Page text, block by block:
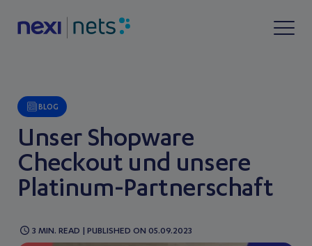
BLOG
Unser Shopware
Checkout und unsere
Platinum-Partnerschaft
3 MIN. READ | PUBLISHED ON 05.09.2023